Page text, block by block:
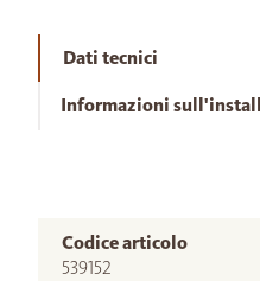
Dati tecnici
Informazioni
Codice articolo
539152